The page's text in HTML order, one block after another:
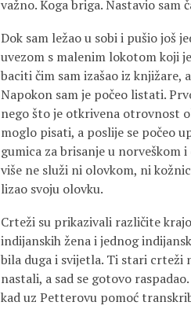
važno. Koga briga. Nastavio
Dok sam ležao u sobi i pušio još
uvezom s malenim lokotom koji
baciti čim sam izašao iz knjižare,
Napokon sam je počeo listati.
nego što je otkrivena otrovnost
moglo pisati, a poslije se počeo
gumica za brisanje u norveškom
više ne služi ni olovkom, ni
lizao svoju olovku.
Crteži su prikazivali različite
indijanskih žena i jednog
bila duga i svijetla. Ti stari crteži
nastali, a sad se gotovo
kad uz Petterovu pomoć